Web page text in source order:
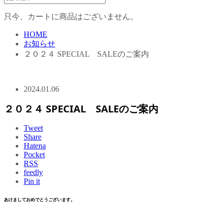
只今、カートに商品はございません。
HOME
お知らせ
２０２４ SPECIAL SALEのご案内
2024.01.06
２０２４ SPECIAL SALEのご案内
Tweet
Share
Hatena
Pocket
RSS
feedly
Pin it
あけましておめでとうございます。